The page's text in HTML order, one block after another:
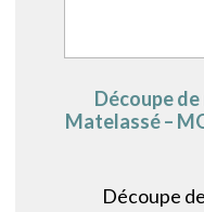
Découpe de
Matelassé –
Découpe